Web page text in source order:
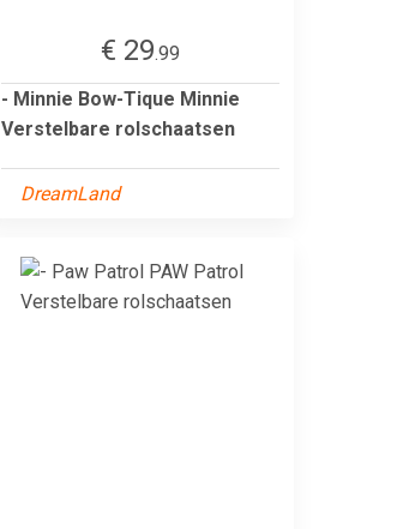
€ 29.99
- Minnie Bow-Tique Minnie
Verstelbare rolschaatsen
DreamLand